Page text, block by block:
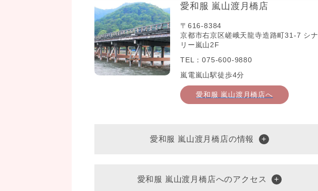
愛和服 嵐山渡月橋店
〒616-8384
京都市右京区嵯峨天龍寺造路町31-7 シナ
リー嵐山2F
TEL：075-600-9880
嵐電嵐山駅徒歩4分
愛和服 嵐山渡月橋店へ
愛和服 嵐山渡月橋店の情報
愛和服 嵐山渡月橋店へのアクセス